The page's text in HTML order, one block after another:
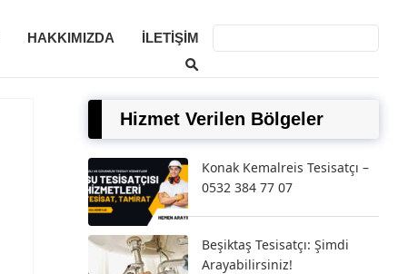
HAKKIMIZDA İLETIŞIM
Hizmet Verilen Bölgeler
Konak Kemalreis Tesisatçı –
0532 384 77 07
Beşiktaş Tesisatçı: Şimdi
Arayabilirsiniz!